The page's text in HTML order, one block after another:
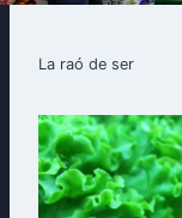
La raó de ser